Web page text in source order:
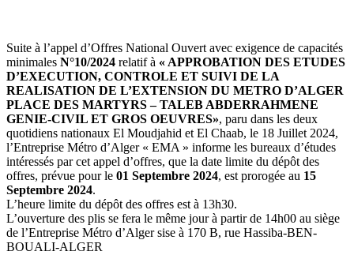
Suite à l’appel d’Offres National Ouvert avec exigence de capacités
minimales N°10/2024 relatif à « APPROBATION DES ETUDES
D’EXECUTION, CONTROLE ET SUIVI DE LA
REALISATION DE L’EXTENSION DU METRO D’ALGER
PLACE DES MARTYRS – TALEB ABDERRAHMENE
GENIE-CIVIL ET GROS OEUVRES», paru dans les deux
quotidiens nationaux El Moudjahid et El Chaab, le 18 Juillet 2024,
l’Entreprise Métro d’Alger « EMA » informe les bureaux d’études
intéressés par cet appel d’offres, que la date limite du dépôt des
offres, prévue pour le 01 Septembre 2024, est prorogée au 15
Septembre 2024.
L’heure limite du dépôt des offres est à 13h30.
L’ouverture des plis se fera le même jour à partir de 14h00 au siège
de l’Entreprise Métro d’Alger sise à 170 B, rue Hassiba-BEN-
BOUALI-ALGER